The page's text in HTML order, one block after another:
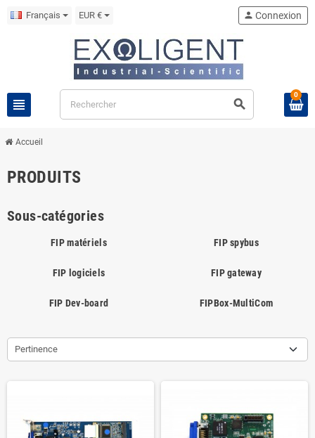
Français EUR €
view_headline search
person Connexion
0
Accueil
PRODUITS
Sous-catégories
FIP matériels FIP spybus
FIP logiciels FIP gateway
FIP Dev-board FIPBox-MultiCom
Pertinence